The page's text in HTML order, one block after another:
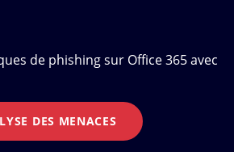
de phishing sur Office 365 avec
DES MENACES